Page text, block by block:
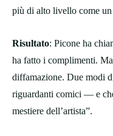
più di alto livello come un
Risultato: Picone ha
ha fatto i complimenti.
diffamazione. Due modi
riguardanti comici — e
mestiere dell’artista”.